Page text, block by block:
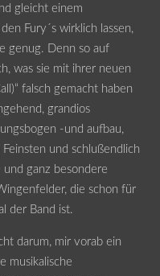
gleicht einem
Fury´s wirklich lassen,
genug. Denn so auf
was sie mit ihrer neuen
falsch gemacht haben
grandios
-und aufbau,
und schlußendlich
ganz besondere
die schon für
der Band ist.
darum, mir vorab ein
musikalische